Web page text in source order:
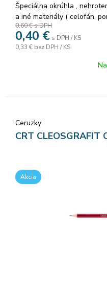
Špeciálna okrúhla ,
a iné materiály ( celofán,
mm, priemer ceruzy 7,5
stierateľná
0,60 €s DPH
0,40 € s DPH / KS
0,33 € bez DPH / KS
Ceruzky
CRT CLEOSGRAFIT
Akcia